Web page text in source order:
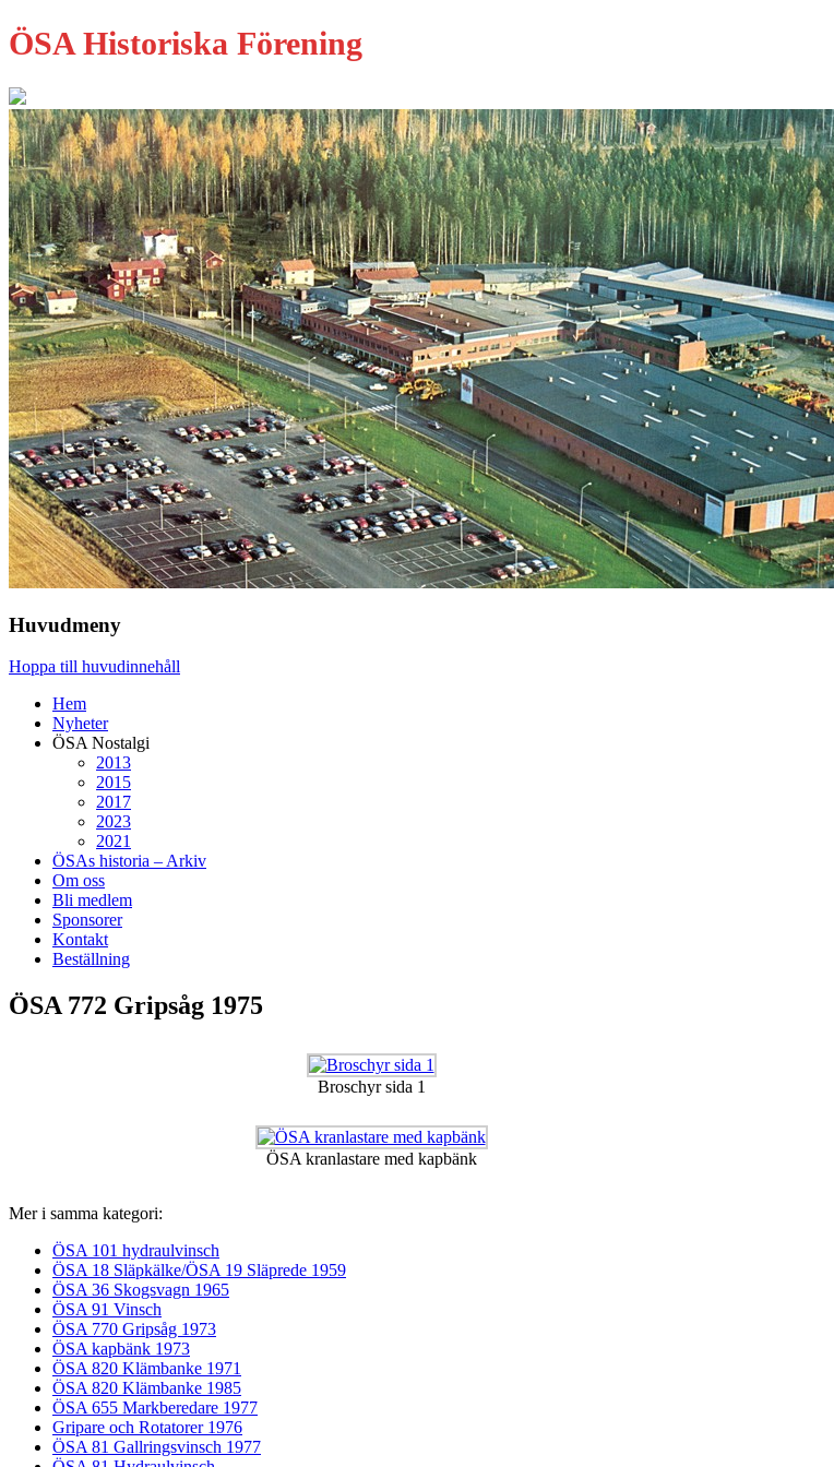
ÖSA Historiska Förening
Huvudmeny
Hoppa till huvudinnehåll
Hem
Nyheter
ÖSA Nostalgi
2013
2015
2017
2023
2021
ÖSAs historia – Arkiv
Om oss
Bli medlem
Sponsorer
Kontakt
Beställning
ÖSA 772 Gripsåg 1975
Broschyr sida 1
ÖSA kranlastare med kapbänk
Mer i samma kategori:
ÖSA 101 hydraulvinsch
ÖSA 18 Släpkälke/ÖSA 19 Släprede 1959
ÖSA 36 Skogsvagn 1965
ÖSA 91 Vinsch
ÖSA 770 Gripsåg 1973
ÖSA kapbänk 1973
ÖSA 820 Klämbanke 1971
ÖSA 820 Klämbanke 1985
ÖSA 655 Markberedare 1977
Gripare och Rotatorer 1976
ÖSA 81 Gallringsvinsch 1977